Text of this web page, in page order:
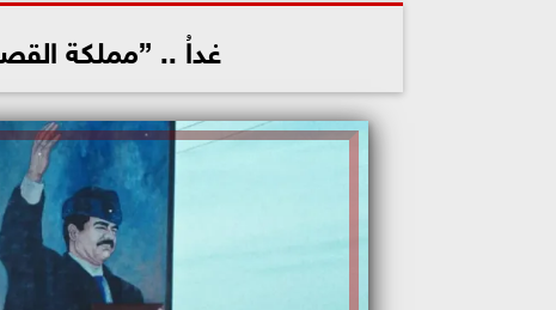
غداُ .. ”مملكة